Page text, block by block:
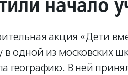
акция «Дети
в одной из московских
географию. В ней